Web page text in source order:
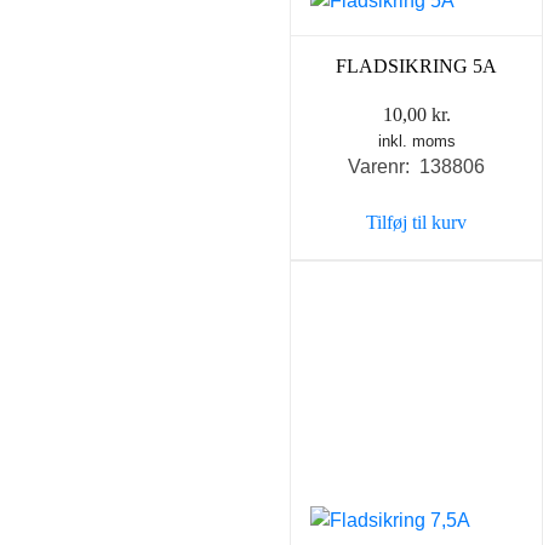
FLADSIKRING 5A
10,00 kr.
inkl. moms
Varenr: 138806
Tilføj til kurv